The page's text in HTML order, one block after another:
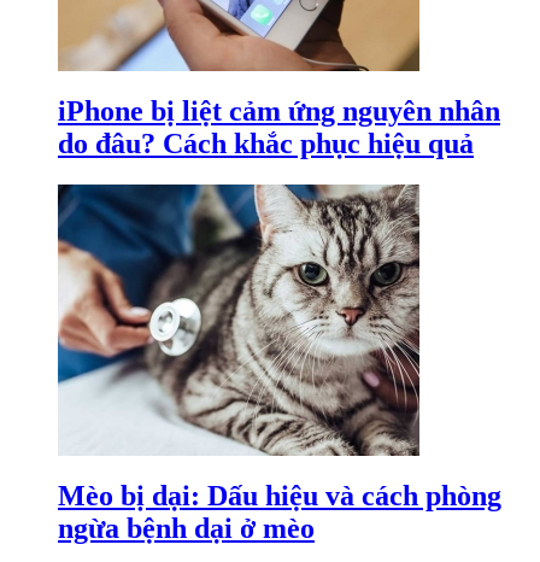
iPhone bị liệt cảm ứng nguyên nhân
do đâu? Cách khắc phục hiệu quả
Mèo bị dại: Dấu hiệu và cách phòng
ngừa bệnh dại ở mèo